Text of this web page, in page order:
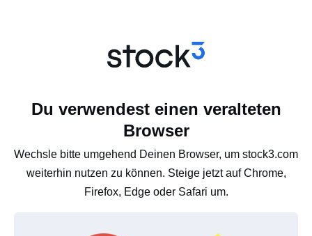
Du verwendest einen veralteten
Browser
Wechsle bitte umgehend Deinen Browser, um stock3.com
weiterhin nutzen zu können. Steige jetzt auf Chrome,
Firefox, Edge oder Safari um.